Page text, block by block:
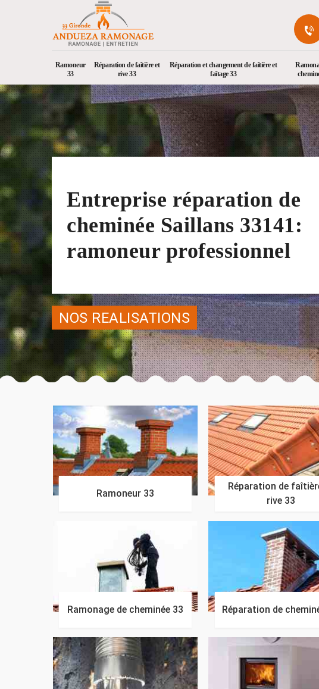
Ramoneur
33
Réparation de faîtière et
rive 33
Réparation et changement de faîtière et
faîtage 33
Entreprise réparation de
cheminée Saillans 33141:
ramoneur professionnel
NOS REALISATIONS
Ramoneur 33
Réparation de
rive 33
Ramonage de cheminée 33 Réparation de